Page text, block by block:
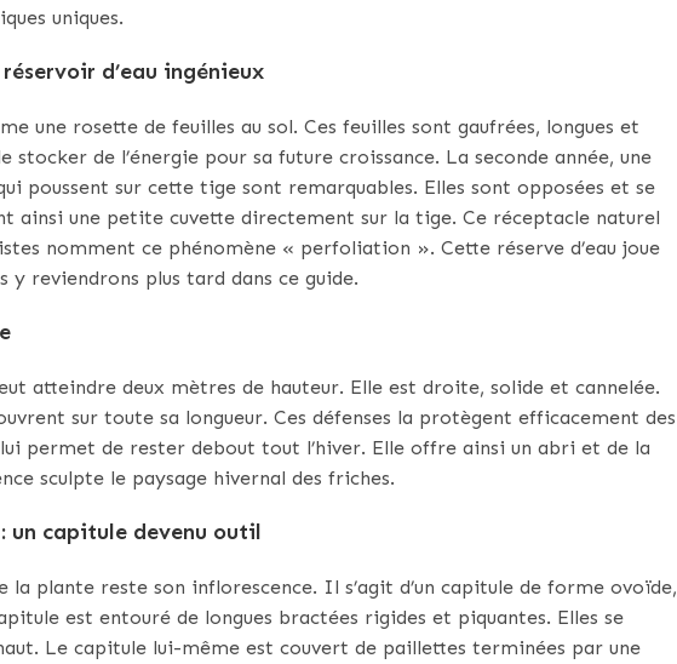
uniques.
d’eau ingénieux
une rosette de feuilles au sol. Ces feuilles sont gaufrées, longues et
stocker de l’énergie pour sa future croissance. La seconde année, une
poussent sur cette tige sont remarquables. Elles sont opposées et se
ainsi une petite cuvette directement sur la tige. Ce réceptacle naturel
nomment ce phénomène « perfoliation ». Cette réserve d’eau joue
y reviendrons plus tard dans ce guide.
atteindre deux mètres de hauteur. Elle est droite, solide et cannelée.
sur toute sa longueur. Ces défenses la protègent efficacement des
permet de rester debout tout l’hiver. Elle offre ainsi un abri et de la
sculpte le paysage hivernal des friches.
un capitule devenu outil
la plante reste son inflorescence. Il s’agit d’un capitule de forme ovoïde,
est entouré de longues bractées rigides et piquantes. Elles se
Le capitule lui-même est couvert de paillettes terminées par une